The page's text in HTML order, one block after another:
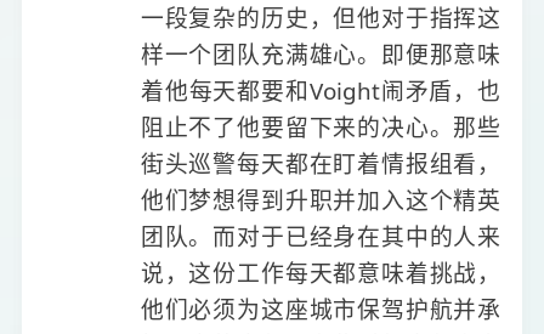
一段复杂的历史，但他对于指挥这
样一个团队充满雄心。即便那意味
着他每天都要和Voight闹矛盾，也
阻止不了他要留下来的决心。那些
街头巡警每天都在盯着情报组看，
他们梦想得到升职并加入这个精英
团队。而对于已经身在其中的人来
说，这份工作每天都意味着挑战，
他们必须为这座城市保驾护航并承